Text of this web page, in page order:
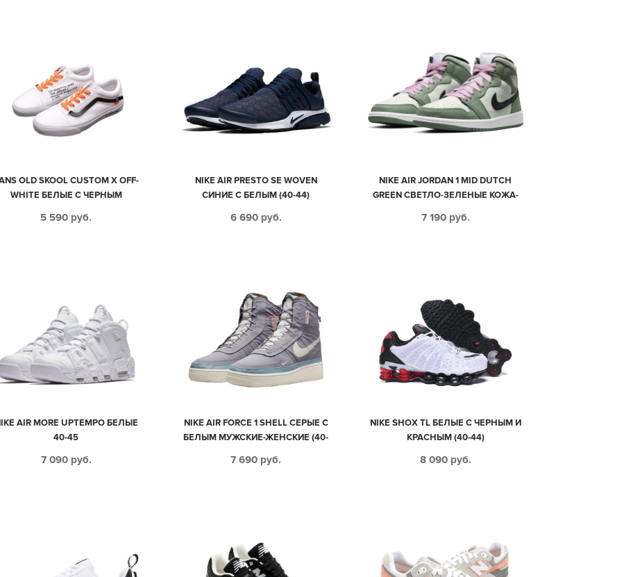
OLD SKOOL CUSTOM X OFF-
WHITE БЕЛЫЕ С ЧЕРНЫМ
5 590 руб.
NIKE AIR PRESTO SE WOVEN
СИНИЕ С БЕЛЫМ (40-44)
6 690 руб.
NIKE AIR JORDAN 1 MID DUTCH
GREEN СВЕТЛО-ЗЕЛЕНЫЕ КОЖА-
7 190 руб.
AIR MORE UPTEMPO БЕЛЫЕ
40-45
7 090 руб.
NIKE AIR FORCE 1 SHELL СЕРЫЕ С
БЕЛЫМ МУЖСКИЕ-ЖЕНСКИЕ (40-
7 690 руб.
NIKE SHOX TL БЕЛЫЕ С ЧЕРНЫМ И
КРАСНЫМ (40-44)
8 090 руб.